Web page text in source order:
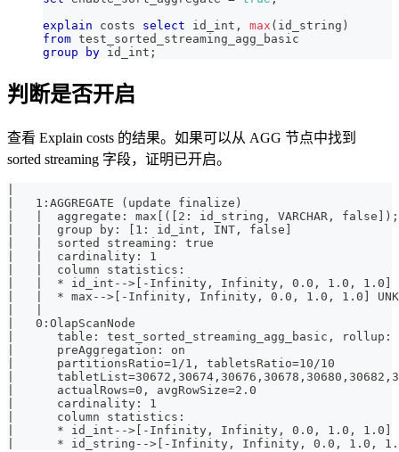
explain costs select id_int , max ( id_string )
from test_sorted_streaming_agg_basic
group
by id_int ;
判断是否开启
查看 Explain costs 的结果。如果可以从 AGG 节点中找到
sorted streaming 字段，证明已开启。
|   1:AGGREGATE (update finalize)
|   |  aggregate: max[([2: id_string, VARCHAR,
|   |  group by: [1: id_int, INT, false]
|   |  sorted streaming: true
|   |  cardinality: 1
|   |  column statistics:
|   |  * id_int-->[-Infinity, Infinity, 0.0, 1.0,
|   |  * max-->[-Infinity, Infinity, 0.0, 1.0,
|   0:OlapScanNode
|      table: test_sorted_streaming_agg_basic,
|      preAggregation: on
|      partitionsRatio=1/1,
|
|      actualRows=0, avgRowSize=2.0
|      cardinality: 1
|      column statistics:
|      * id_int-->[-Infinity, Infinity, 0.0, 1.0,
|      * id_string-->[-Infinity, Infinity, 0.0,